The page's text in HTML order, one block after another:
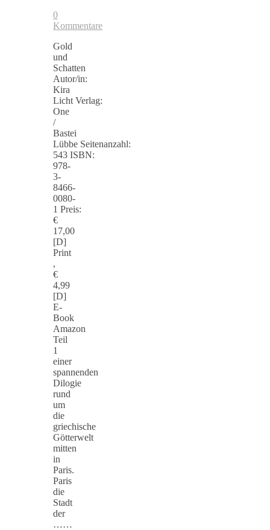
0
Kommentare
Gold
und
Schatten
Autor/in:
Kira
Licht Verlag:
One
/
Bastei
Lübbe Seitenanzahl:
543 ISBN:
978-
3-
8466-
0080-
1 Preis:
€
17,00
[D]
Print
,
€
4,99
[D]
E-
Book
Amazon
Teil
1
einer
spannenden
Dilogie
rund
um
die
griechische
Götterwelt
mitten
in
Paris.
Paris
die
Stadt
der
……